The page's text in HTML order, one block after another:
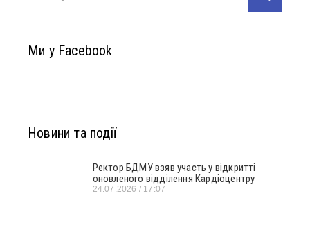
Ми у Facebook
Новини та події
Ректор БДМУ взяв участь у відкритті
оновленого відділення Кардіоцентру
24.07.2026 17:07